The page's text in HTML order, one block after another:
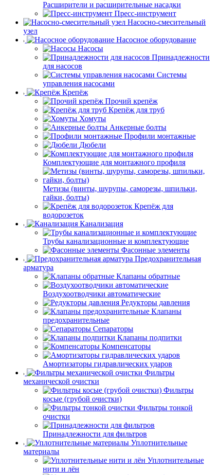
Расширители и расширительные насадки
Пресс-инструмент
Насосно-смесительный
узел
Насосное оборудование
Насосы
Принадлежности
для насосов
Системы
управления насосами
Крепёж
Прочий крепёж
Крепёж для труб
Хомуты
Анкерные болты
Профили монтажные
Дюбели
Комплектующие для монтажного профиля
Метизы (винты, шурупы, саморезы, шпильки,
гайки, болты)
Крепёж для
водорозеток
Канализация
Трубы канализационные и комплектующие
Фасонные элементы
Предохранительная
арматура
Клапаны обратные
Воздухоотводчики автоматические
Редукторы давления
Клапаны
предохранительные
Сепараторы
Клапаны подпитки
Компенсаторы
Амортизаторы гидравлических ударов
Фильтры
механической очистки
Фильтры
косые (грубой очистки)
Фильтры тонкой
очистки
Принадлежности для фильтров
Уплотнительные
материалы
Уплотнительные
нити и лён